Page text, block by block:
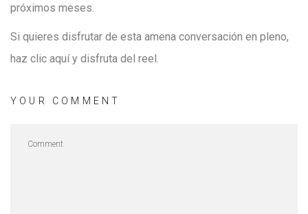
próximos meses.
Si quieres disfrutar de esta amena conversación en pleno,
haz clic aquí y disfruta del reel.
YOUR COMMENT